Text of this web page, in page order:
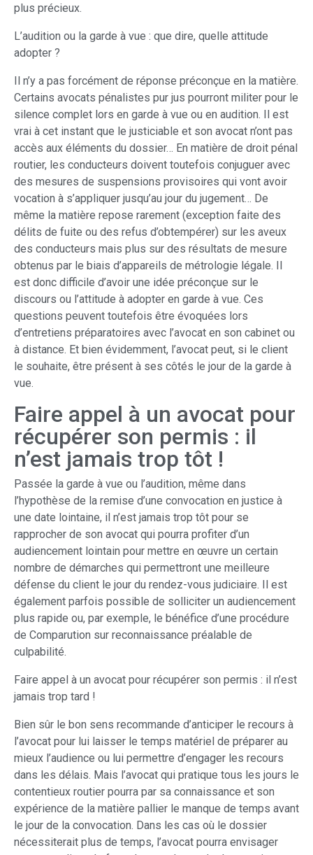
plus précieux.
L’audition ou la garde à vue : que dire, quelle attitude
adopter ?
Il n’y a pas forcément de réponse préconçue en la matière.
Certains avocats pénalistes pur jus pourront militer pour le
silence complet lors en garde à vue ou en audition. Il est
vrai à cet instant que le justiciable et son avocat n’ont pas
accès aux éléments du dossier… En matière de droit pénal
routier, les conducteurs doivent toutefois conjuguer avec
des mesures de suspensions provisoires qui vont avoir
vocation à s’appliquer jusqu’au jour du jugement… De
même la matière repose rarement (exception faite des
délits de fuite ou des refus d’obtempérer) sur les aveux
des conducteurs mais plus sur des résultats de mesure
obtenus par le biais d’appareils de métrologie légale. Il
est donc difficile d’avoir une idée préconçue sur le
discours ou l’attitude à adopter en garde à vue. Ces
questions peuvent toutefois être évoquées lors
d’entretiens préparatoires avec l’avocat en son cabinet ou
à distance. Et bien évidemment, l’avocat peut, si le client
le souhaite, être présent à ses côtés le jour de la garde à
vue.
Faire appel à un avocat pour
récupérer son permis : il
n’est jamais trop tôt !
Passée la garde à vue ou l’audition, même dans
l’hypothèse de la remise d’une convocation en justice à
une date lointaine, il n’est jamais trop tôt pour se
rapprocher de son avocat qui pourra profiter d’un
audiencement lointain pour mettre en œuvre un certain
nombre de démarches qui permettront une meilleure
défense du client le jour du rendez-vous judiciaire. Il est
également parfois possible de solliciter un audiencement
plus rapide ou, par exemple, le bénéfice d’une procédure
de Comparution sur reconnaissance préalable de
culpabilité.
Faire appel à un avocat pour récupérer son permis : il n’est
jamais trop tard !
Bien sûr le bon sens recommande d’anticiper le recours à
l’avocat pour lui laisser le temps matériel de préparer au
mieux l’audience ou lui permettre d’engager les recours
dans les délais. Mais l’avocat qui pratique tous les jours le
contentieux routier pourra par sa connaissance et son
expérience de la matière pallier le manque de temps avant
le jour de la convocation. Dans les cas où le dossier
nécessiterait plus de temps, l’avocat pourra envisager